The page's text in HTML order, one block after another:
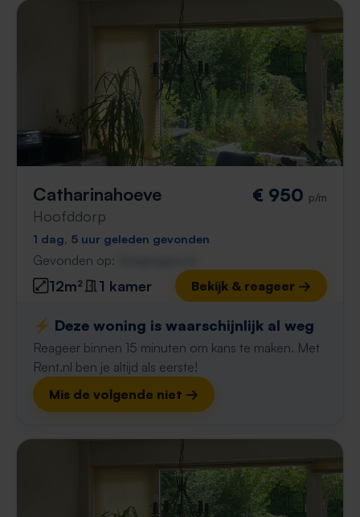
Catharinahoeve
Hoofddorp
€ 950 p/m
1 dag, 5 uur geleden gevonden
Gevonden op:
12m² 1 kamer Bekijk & reageer →
⚡️ Deze woning is waarschijnlijk al weg
Reageer binnen 15 minuten om kans te maken. Met
Rent.nl ben je altijd als eerste!
Mis de volgende niet →